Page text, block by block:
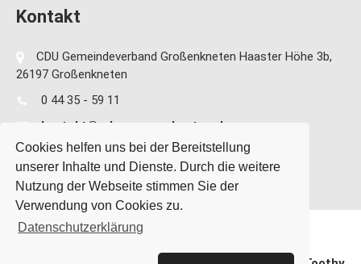
Cookies helfen uns bei der Bereitstellung
unserer Inhalte und Dienste. Durch die weitere
Nutzung der Webseite stimmen Sie der
Verwendung von Cookies zu.
Datenschutzerklärung
Kontakt
CDU Gemeindeverband Großenkneten Haaster Höhe 3b,
26197 Großenkneten
0 44 35 - 59 11
kontakt@cdu-grossenkneten.de